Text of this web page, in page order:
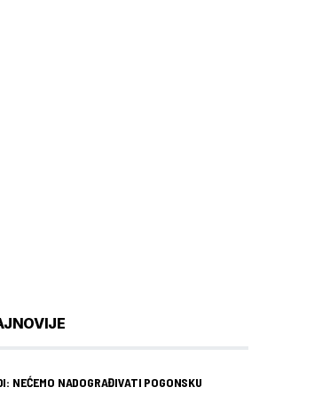
NEĆEMO NADOGRAĐIVATI POGONSKU